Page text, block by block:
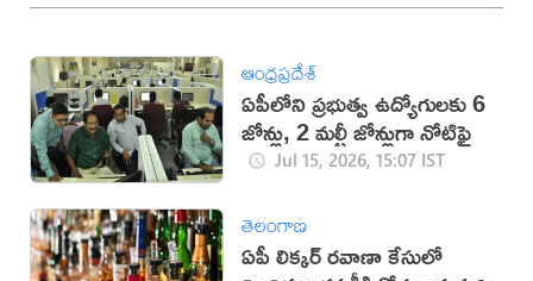
ఆంధ్రప్రదేశ్
ఏపీలోని ప్రభుత్వ ఉద్యోగులకు 6
జోన్లు, 2 మల్టీ జోన్లుగా నోటిఫై
Jul 15, 2026, 15:07 IST
తెలంగాణ
ఏపీ లిక్కర్‌ రవాణా కేసులో